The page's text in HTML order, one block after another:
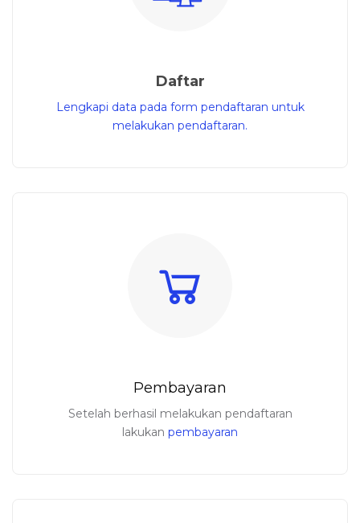
Daftar
Lengkapi data pada form pendaftaran untuk
melakukan pendaftaran.
Pembayaran
Setelah berhasil melakukan pendaftaran
lakukan pembayaran